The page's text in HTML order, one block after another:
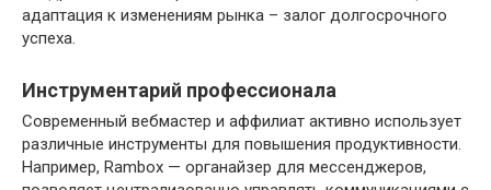
адаптация к изменениям рынка – залог долгосрочного
успеха.
Инструментарий профессионала
Современный вебмастер и аффилиат активно использует
различные инструменты для повышения продуктивности.
Например, Rambox — органайзер для мессенджеров,